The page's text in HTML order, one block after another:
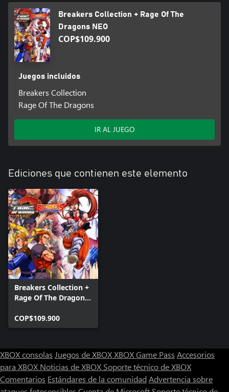
Breakers Collection + Rage Of The
Dragons NEO
COP$109.900
Juegos incluidos
Breakers Collection
Rage Of The Dragons
IR AL JUEGO
Ediciones que contienen este elemento
Breakers Collection +
Rage Of The Dragons
COP$109.900
XBOX consolas Juegos de XBOXXBOX Game Pass Accesorios
para XBOX Noticias de XBOX Soporte técnico de XBOX
Comentarios Estándares de la comunidad Advertencia sobre